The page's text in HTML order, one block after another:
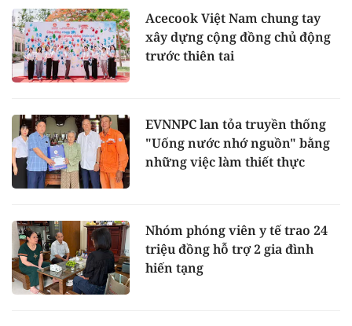
Acecook Việt Nam chung tay
xây dựng cộng đồng chủ động
trước thiên tai
EVNNPC lan tỏa truyền thống
"Uống nước nhớ nguồn" bằng
những việc làm thiết thực
Nhóm phóng viên y tế trao 24
triệu đồng hỗ trợ 2 gia đình
hiến tạng